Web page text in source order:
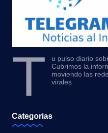
T
u pulso diario
Cubrimos la
moviendo las
virales
Categorias